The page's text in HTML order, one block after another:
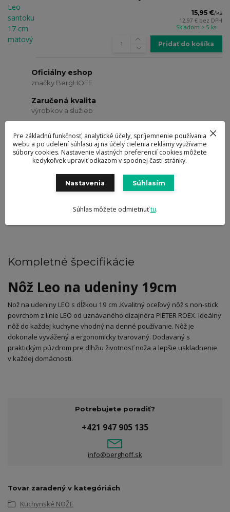
15,95 €/ks
12,97 € bez DPH
Skladom > 5 ks
Pridať do košíka
Oficiálny eshop
značky BergHOFF
Zaručená kvalita
výrobkov a služieb
od 69 eur
Ocenené návrhy
a dizajn výrobkov
Kompletné špecifikácie Hodnotenie 0
Kompletné špecifikácie
Nôž Leo na udeniny 19cm
Nož na udeniny LEO s dĺžkou 19 cm .Kvalitný oceľový nôž s non-stick
povrchom z línie LEO od uznávaného dizajnéra PIETER ROEX. Ideálny
nôž do každej kuchyne vhodný na denné používanie. Nôž je
dokonale vyvážený a ergonomicky tvarovaný. Dodavaný s
praktickým púzdrom pre dlhžiu životnosť noža a lepšie uskladnenie
v každej domácnosti.
Potrebujete poradiť?
+421 947 905 135
info@berghoff.sk
Tovar zaradený v kategóriách
Kuchynské NOŽE
Pre základnú funkčnosť, analytické účely, spríjemnenie používania
webu a po udelení súhlasu aj na účely cielenia reklamy využívame
súbory cookies. Nastavenie vlastných preferencií cookies môžete
kedykoľvek upraviť odkazom v spodnej časti stránky.
Nastavenia Súhlasím
Súhlas môžete odmietnuťtu.